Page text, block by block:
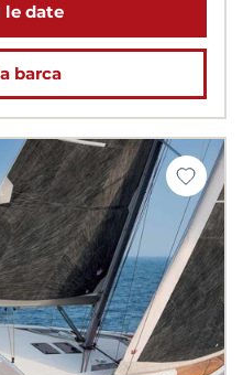
le date
barca